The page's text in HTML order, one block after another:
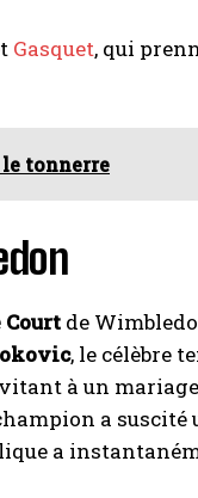
Gasquet, qui
le tonnerre
Court de
, le célèbre
à un
a
a